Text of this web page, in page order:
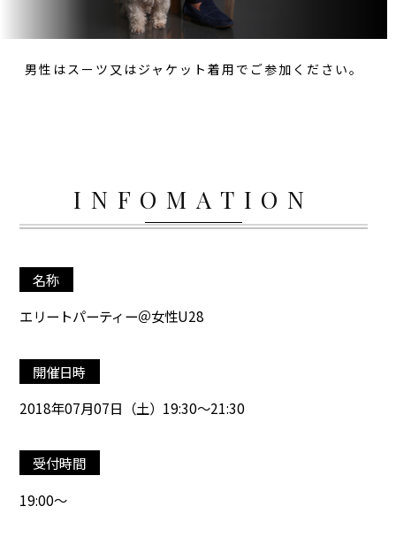
男性はスーツ又はジャケット着用でご参加ください。
INFOMATION
名称
エリートパーティー＠女性U28
開催日時
2018年07月07日（土）19:30～21:30
受付時間
19:00～